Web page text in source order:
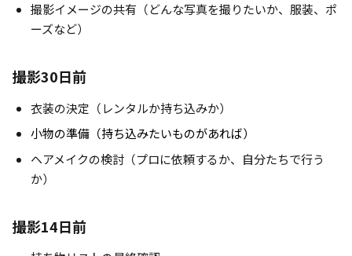
撮影イメージの共有（どんな写真を撮りたいか、服装、ポ
ーズなど）
撮影30日前
衣装の決定（レンタルか持ち込みか）
小物の準備（持ち込みたいものがあれば）
ヘアメイクの検討（プロに依頼するか、自分たちで行う
か）
撮影14日前